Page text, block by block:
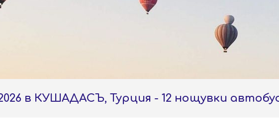
в КУШАДАСЪ, Турция - 12 нощувки